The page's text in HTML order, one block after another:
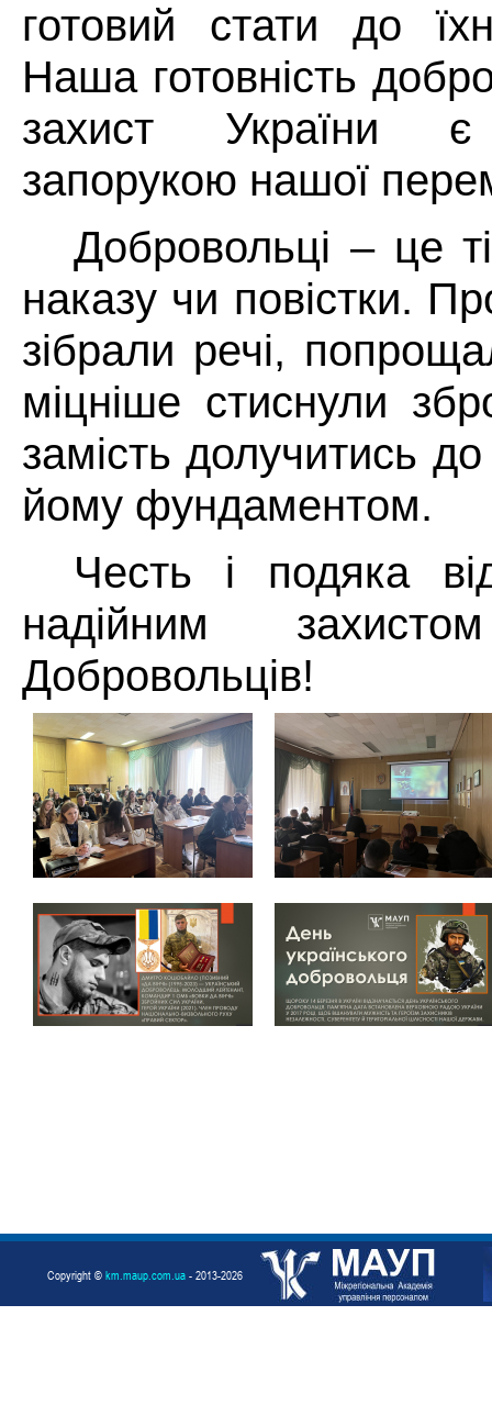
готовий стати до
Наша готовність
захист України є
запорукою нашої
Добровольці – це
наказу чи повістки.
зібрали речі,
міцніше стиснули
замість долучитись
йому фундаментом.
Честь і подяка
надійним
Добровольців!
Copyright © km.maup.com.ua - 2013-2026